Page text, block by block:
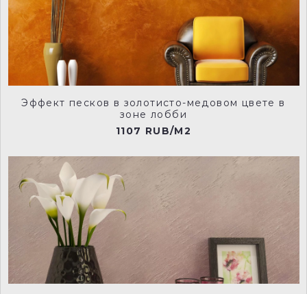
222-loft-white-manu 237-tusk-manu
239-mortar-manu 241-furrow-manu
150-slaked-lime-deep-manu 117-lead-colour-manu
119-jack-black-manu 223-shallows-manu
Эффект песков в золотисто-медовом цвете в
зоне лобби
1107 RUB/M2